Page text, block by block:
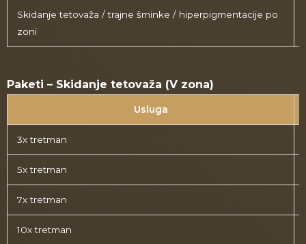
Skidanje tetovaža / trajne šminke / hiperpigmentacije po
zoni
Paketi – Skidanje tetovaža (V zona)
Usluga
3x tretman
5x tretman
7x tretman
10x tretman